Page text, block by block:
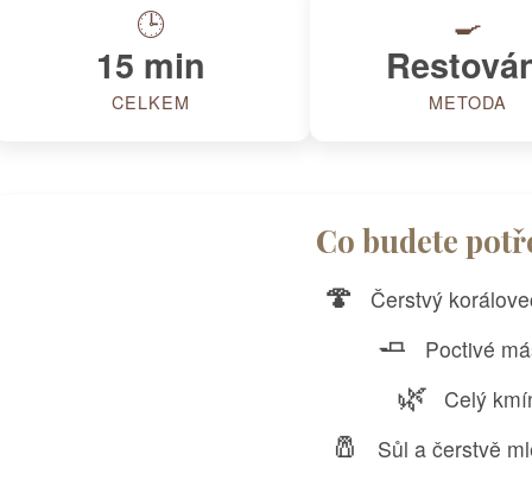
🕒
15 min
CELKEM
🍳
METODA
Co budete
🍄 Čerstvý
🧈 Poctivé
🌿 Celý
🧂 Sůl a čerstvě